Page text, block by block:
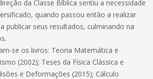
da Classe Bíblica sentiu a necessidade
quando passou então a realizar
publicar seus resultados, culminando na
se os livros: Teoria Matemática e
(2002); Teses da Física Clássica e
e Deformações (2015); Cálculo